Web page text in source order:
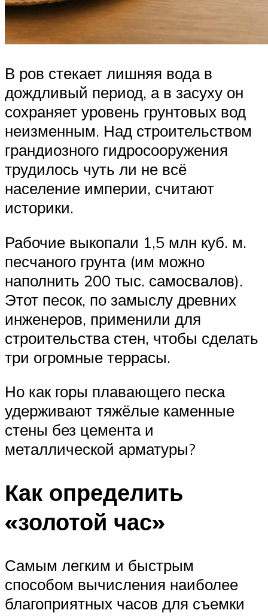
В ров стекает лишняя вода в
дождливый период, а в засуху он
сохраняет уровень грунтовых вод
неизменным. Над строительством
грандиозного гидросооружения
трудилось чуть ли не всё
население империи, считают
историки.
Рабочие выкопали 1,5 млн куб. м.
песчаного грунта (им можно
наполнить 200 тыс. самосвалов).
Этот песок, по замыслу древних
инженеров, применили для
строительства стен, чтобы сделать
три огромные террасы.
Но как горы плавающего песка
удерживают тяжёлые каменные
стены без цемента и
металлической арматуры?
Как определить
«золотой час»
Самым легким и быстрым
способом вычисления наиболее
благоприятных часов для съемки